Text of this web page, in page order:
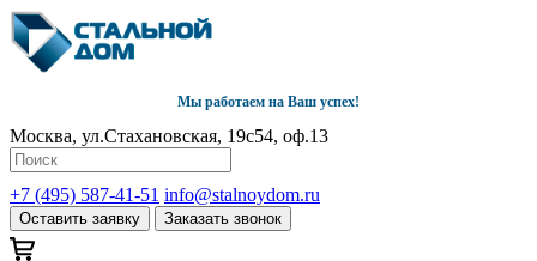
Мы работаем на Ваш успех!
Москва, ул.Стахановская, 19с54, оф.13
+7 (495) 587-41-51 info@stalnoydom.ru
Оставить заявку Заказать звонок